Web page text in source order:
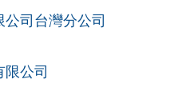
司台灣分公司
公司